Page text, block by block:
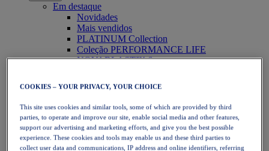
Em destaque
Novidades
Mais vendidos
PLATINUM Collection
Coleção PERFORMANCE LIFE
NOVABLAST™ 6
Corrida
Corrida em trilho
Ténis
Voleibol
Andebol
Padel
Netball
COOKIES – YOUR PRIVACY, YOUR CHOICE
This site uses cookies and similar tools, some of which are provided by third
parties, to operate and improve our site, enable social media and other features,
support our advertising and marketing efforts, and give you the best possible
experience. These cookies and tools may enable us and these third parties to
collect user data and communications, IP address and online identifiers, referring